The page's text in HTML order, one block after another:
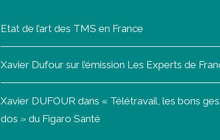
Etat de l’art des TMS en France
Xavier Dufour sur l’émission Les Experts de
Xavier DUFOUR dans « Télétravail, les bons
dos » du Figaro Santé